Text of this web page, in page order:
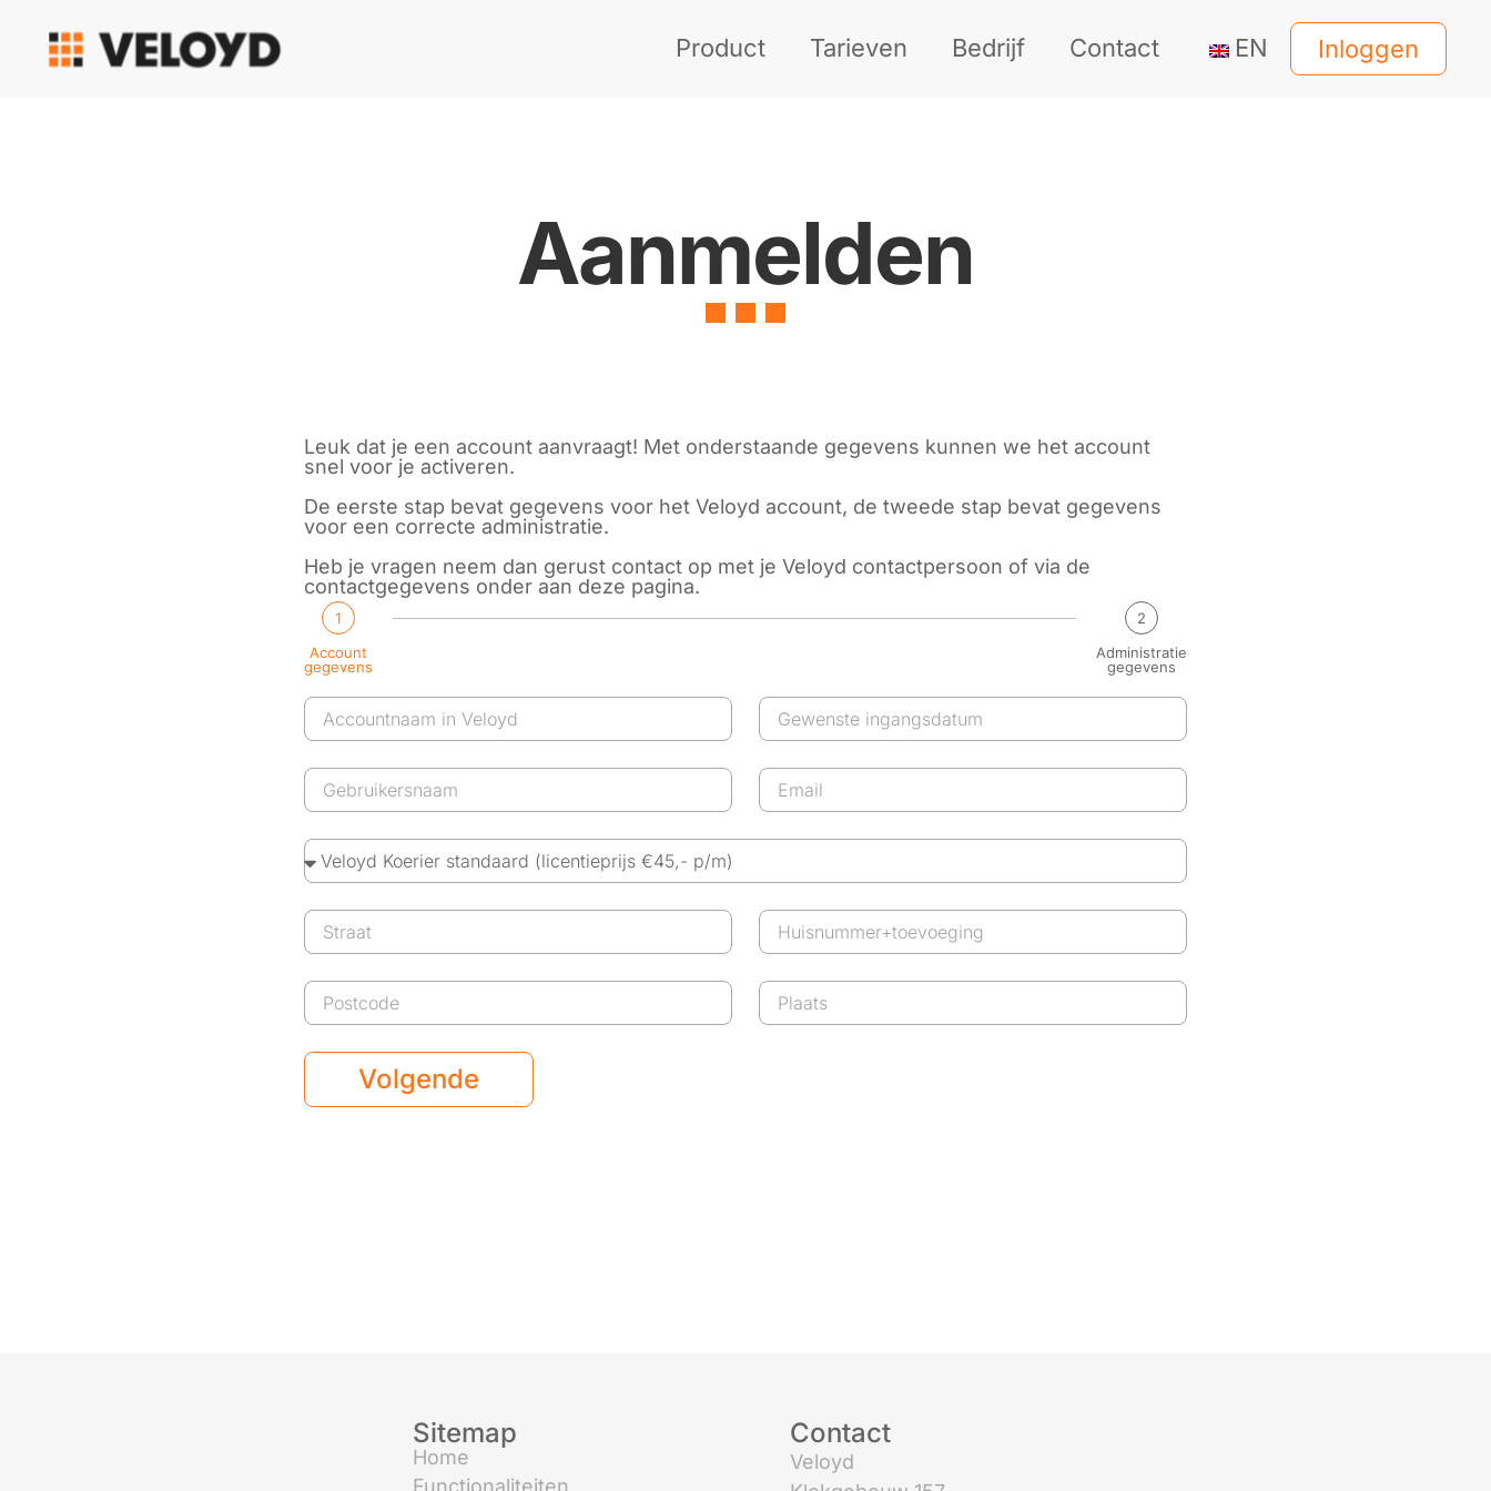
Product Tarieven Bedrijf Contact EN Inloggen
Aanmelden
Leuk dat je een account aanvraagt! Met onderstaande gegevens kunnen we het account
snel voor je activeren.
De eerste stap bevat gegevens voor het Veloyd account, de tweede stap bevat gegevens
voor een correcte administratie.
Heb je vragen neem dan gerust contact op met je Veloyd contactpersoon of via de
contactgegevens onder aan deze pagina.
1
Account
gegevens
2
Administratie
gegevens
Volgende
Sitemap
Home
Functionaliteiten
Contact
Veloyd